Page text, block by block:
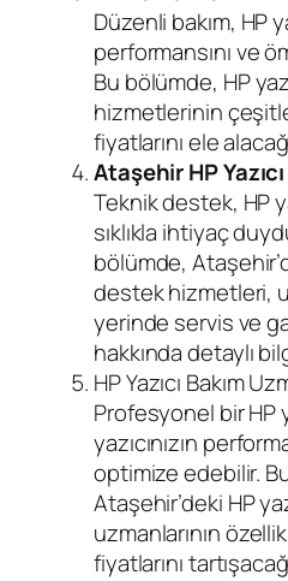
Düzenli bakım, HP
performansını ve
Bu bölümde, HP
hizmetlerinin
fiyatlarını ele
Ataşehir HP
Teknik destek, HP
sıklıkla ihtiyaç
bölümde,
destek hizmetleri,
yerinde servis ve
hakkında detaylı
HP Yazıcı Bakım
Profesyonel bir HP
yazıcınızın
optimize edebilir.
Ataşehir’deki HP
uzmanlarının
fiyatlarını